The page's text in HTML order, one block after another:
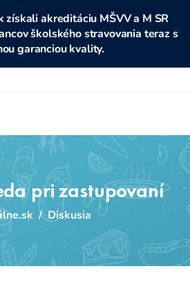
získali akreditáciu MŠVV a M SR
školského stravovania teraz s
garanciou kvality.
pri zastupovaní
/ Diskusia